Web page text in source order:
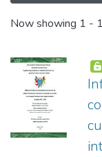
Now showing 1 -